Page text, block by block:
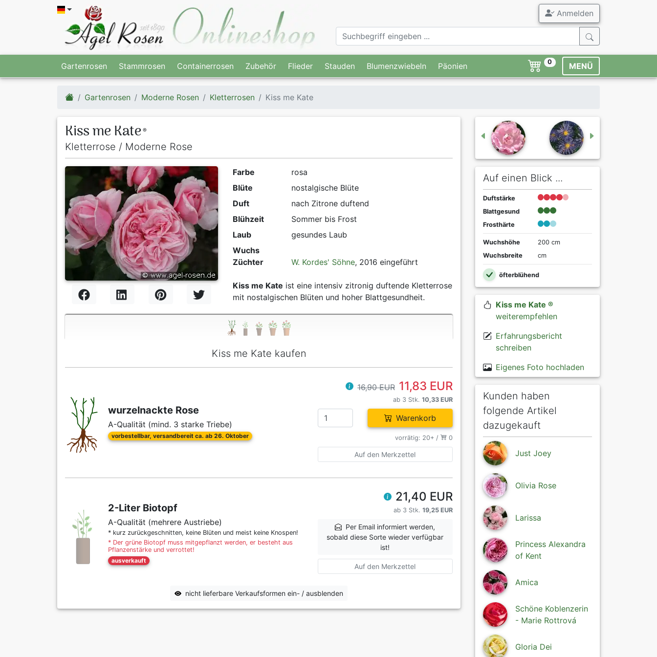
Anmelden
Gartenrosen Stammrosen Containerrosen Zubehör Flieder Stauden Blumenzwiebeln Päonien 0 MENÜ
Gartenrosen Moderne Rosen Kletterrosen Kiss me Kate
Kiss me Kate ®
Kletterrose / Moderne Rose
Farbe
rosa
Blüte
nostalgische Blüte
Duft
nach Zitrone duftend
Blühzeit
Sommer bis Frost
Laub
gesundes Laub
Wuchs
Züchter
W. Kordes' Söhne, 2016 eingeführt
Kiss me Kate ist eine intensiv zitronig duftende Kletterrose
mit nostalgischen Blüten und hoher Blattgesundheit.
Kiss me Kate kaufen
wurzelnackte Rose
A-Qualität (mind. 3 starke Triebe)
vorbestellbar, versandbereit ca. ab 26. Oktober
16,90 EUR 11,83 EUR
ab 3 Stk. 10,33 EUR
Warenkorb
vorrätig: 20+ / 0
Auf den Merkzettel
2-Liter Biotopf
A-Qualität (mehrere Austriebe)
* kurz zurückgeschnitten, keine Blüten und meist keine Knospen!
* Der grüne Biotopf muss mitgepflanzt werden, er besteht aus
Pflanzenstärke und verrottet!
ausverkauft
21,40 EUR
ab 3 Stk. 19,25 EUR
Per Email informiert werden,
sobald diese Sorte wieder verfügbar
ist!
Auf den Merkzettel
nicht lieferbare Verkaufsformen ein- / ausblenden
Auf einen Blick ...
Duftstärke
Blattgesund
Frosthärte
Wuchshöhe
200 cm
Wuchsbreite
cm
öfterblühend
Kiss me Kate ®
weiterempfehlen
Erfahrungsbericht
schreiben
Eigenes Foto hochladen
Kunden haben
folgende Artikel
dazugekauft
Just Joey
Olivia Rose
Larissa
Princess Alexandra
of Kent
Amica
Schöne Koblenzerin
- Marie Rottrová
Gloria Dei